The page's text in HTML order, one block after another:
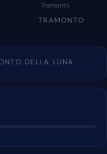
Tramonto
TRAMONTO
DELLA LUNA